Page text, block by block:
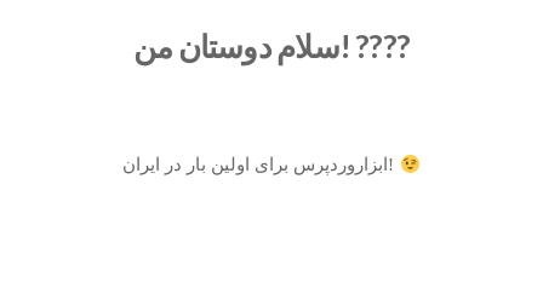
سلام دوستان من! ????
ابزاروردپرس برای اولین بار در ایران!